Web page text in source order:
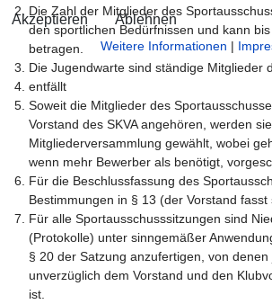
Die Zahl der Mitglieder des
den sportlichen Bedürfnissen und kann
betragen.
Die Jugendwarte sind ständige Mitglieder
entfällt
Soweit die Mitglieder des
Vorstand des SKVA angehören, werden
Mitgliederversammlung gewählt, wobei
wenn mehr Bewerber als benötigt,
Für die Beschlussfassung des
Bestimmungen in § 13 (der Vorstand fasst
Für alle Sportausschusssitzungen sind
(Protokolle) unter sinngemäßer
§ 20 der Satzung anzufertigen, von
unverzüglich dem Vorstand und den
ist.
Akzeptieren Ablehnen
Weitere Informationen |